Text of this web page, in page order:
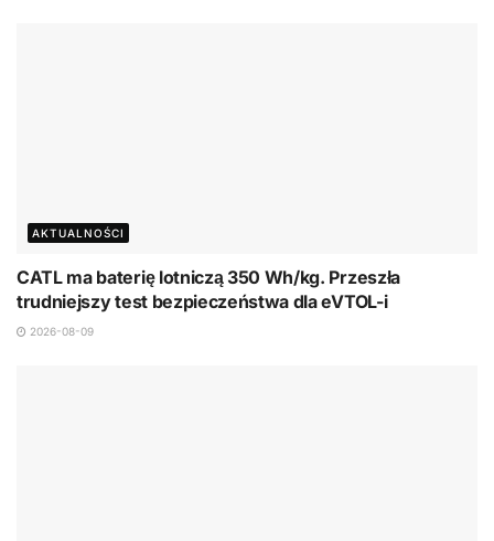
AKTUALNOŚCI
CATL ma baterię lotniczą 350 Wh/kg. Przeszła
trudniejszy test bezpieczeństwa dla eVTOL-i
2026-08-09